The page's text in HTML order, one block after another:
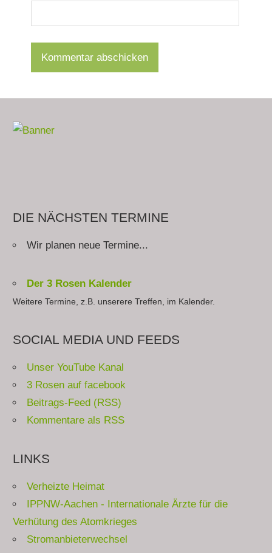
DIE NÄCHSTEN TERMINE
Wir planen neue Termine...
Der 3 Rosen Kalender
Weitere Termine, z.B. unserere Treffen, im Kalender.
SOCIAL MEDIA UND FEEDS
Unser YouTube Kanal
3 Rosen auf facebook
Beitrags-Feed (RSS)
Kommentare als RSS
LINKS
Verheizte Heimat
IPPNW-Aachen - Internationale Ärzte für die
Verhütung des Atomkrieges
Stromanbieterwechsel